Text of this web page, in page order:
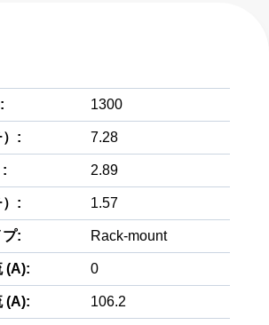
1300
: 7.28
: 2.89
: 1.57
: Rack-mount
(A): 0
(A): 106.2